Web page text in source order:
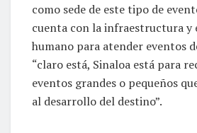
como sede de este tipo de
cuenta con la infraestructura y
humano para atender eventos
“claro está, Sinaloa está para
eventos grandes o pequeños
al desarrollo del destino”.